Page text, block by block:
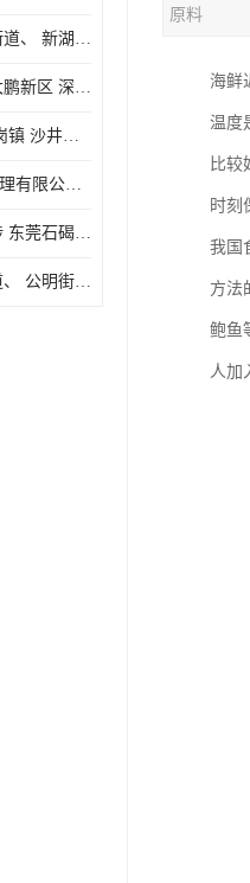
光明街道、 公明街道、 新湖街道、
深圳宝安区 深圳大鹏新区 深圳特别合作区
长安镇 虎门镇 松岗镇 沙井镇 公明镇 莞城街道 南城街道 东城街道 万江街道 石碣镇 石龙镇 茶山镇 石排镇 企石镇 横沥镇
东莞市康隆膳食管理有限公司 长安蔬菜配送 虎门蔬菜配送 大岭山蔬菜配送
东莞中堂 东莞高埗 东莞石碣 东莞望牛墩 东莞洪梅 东莞道滘 东莞石龙镇 东莞石排镇
光明区： 光明街道、 公明街道、 新湖街道、 凤凰街道、 玉塘街道、 马田街道
原料
海鲜
温度
比较
时刻
我国
方法
鲍鱼
人加